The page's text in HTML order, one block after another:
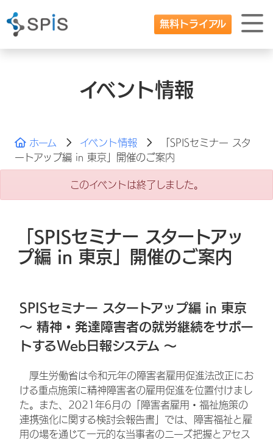
無料トライアル
イベント情報
ホーム イベント情報
「SPISセミナー スタ
ートアップ編 in 東京」開催のご案内
このイベントは終了しました。
「SPISセミナー スタートアッ
プ編 in 東京」開催のご案内
SPISセミナー スタートアップ編 in 東京
～ 精神・発達障害者の就労継続をサポー
トするWeb日報システム ～
厚生労働省は令和元年の障害者雇用促進法改正にお
ける重点施策に精神障害者の雇用促進を位置付けまし
た。また、2021年6月の「障害者雇用・福祉施策の
連携強化に関する検討会報告書」では、障害福祉と雇
用の場を通じて一元的な当事者のニーズ把握とアセス